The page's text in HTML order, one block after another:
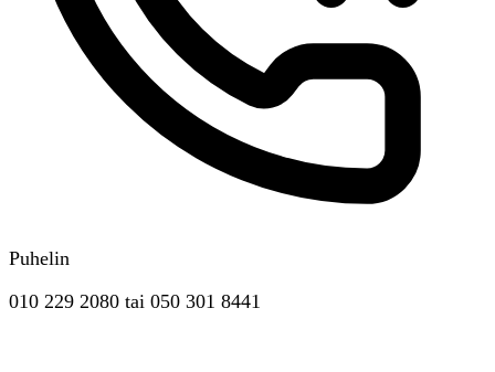
Puhelin
010 229 2080 tai 050 301 8441